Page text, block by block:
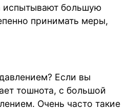
испытывают большую
принимать меры,
Если вы
тошнота, с большой
Очень часто такие